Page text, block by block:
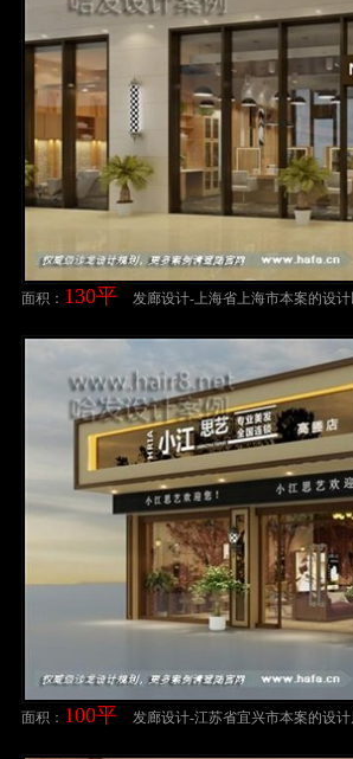
面积： 130平
发廊设计-上海省上海市本案的设
面积： 100平
发廊设计-江苏省宜兴市本案的设